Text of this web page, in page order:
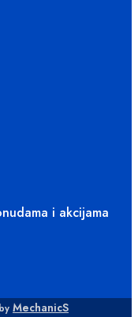
i akcijama
MechanicS